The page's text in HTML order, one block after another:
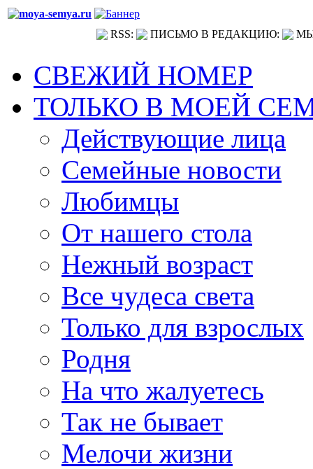
RSS: ПИСЬМО В РЕДАКЦИЮ:
СВЕЖИЙ НОМЕР
ТОЛЬКО В МОЕЙ
Действующие лица
Семейные новости
Любимцы
От нашего стола
Нежный возраст
Все чудеса света
Только для взрослых
Родня
На что жалуетесь
Так не бывает
Мелочи жизни